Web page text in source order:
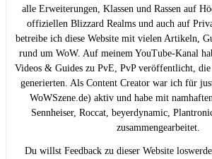
alle Erweiterungen, Klassen und Rassen auf
offiziellen Blizzard Realms und auch auf
betreibe ich diese Website mit vielen Artikeln,
rund um WoW. Auf meinem YouTube-Kanal
Videos & Guides zu PvE, PvP veröffentlicht,
generierten. Als Content Creator war ich für
WoWSzene.de) aktiv und habe mit
Sennheiser, Roccat, beyerdynamic,
zusammengearbeitet.
Du willst Feedback zu dieser Website